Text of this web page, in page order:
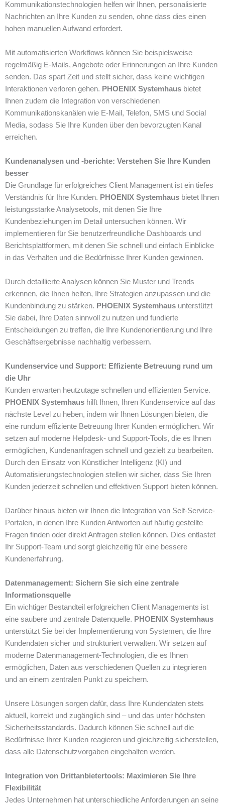
Kommunikationstechnologien helfen wir Ihnen, personalisierte
Nachrichten an Ihre Kunden zu senden, ohne dass dies einen
hohen manuellen Aufwand erfordert.
Mit automatisierten Workflows können Sie beispielsweise
regelmäßig E-Mails, Angebote oder Erinnerungen an Ihre Kunden
senden. Das spart Zeit und stellt sicher, dass keine wichtigen
Interaktionen verloren gehen. PHOENIX Systemhaus bietet
Ihnen zudem die Integration von verschiedenen
Kommunikationskanälen wie E-Mail, Telefon, SMS und Social
Media, sodass Sie Ihre Kunden über den bevorzugten Kanal
erreichen.
Kundenanalysen und -berichte: Verstehen Sie Ihre Kunden
besser
Die Grundlage für erfolgreiches Client Management ist ein tiefes
Verständnis für Ihre Kunden. PHOENIX Systemhaus bietet Ihnen
leistungsstarke Analysetools, mit denen Sie Ihre
Kundenbeziehungen im Detail untersuchen können. Wir
implementieren für Sie benutzerfreundliche Dashboards und
Berichtsplattformen, mit denen Sie schnell und einfach Einblicke
in das Verhalten und die Bedürfnisse Ihrer Kunden gewinnen.
Durch detaillierte Analysen können Sie Muster und Trends
erkennen, die Ihnen helfen, Ihre Strategien anzupassen und die
Kundenbindung zu stärken. PHOENIX Systemhaus unterstützt
Sie dabei, Ihre Daten sinnvoll zu nutzen und fundierte
Entscheidungen zu treffen, die Ihre Kundenorientierung und Ihre
Geschäftsergebnisse nachhaltig verbessern.
Kundenservice und Support: Effiziente Betreuung rund um
die Uhr
Kunden erwarten heutzutage schnellen und effizienten Service.
PHOENIX Systemhaus hilft Ihnen, Ihren Kundenservice auf das
nächste Level zu heben, indem wir Ihnen Lösungen bieten, die
eine rundum effiziente Betreuung Ihrer Kunden ermöglichen. Wir
setzen auf moderne Helpdesk- und Support-Tools, die es Ihnen
ermöglichen, Kundenanfragen schnell und gezielt zu bearbeiten.
Durch den Einsatz von Künstlicher Intelligenz (KI) und
Automatisierungstechnologien stellen wir sicher, dass Sie Ihren
Kunden jederzeit schnellen und effektiven Support bieten können.
Darüber hinaus bieten wir Ihnen die Integration von Self-Service-
Portalen, in denen Ihre Kunden Antworten auf häufig gestellte
Fragen finden oder direkt Anfragen stellen können. Dies entlastet
Ihr Support-Team und sorgt gleichzeitig für eine bessere
Kundenerfahrung.
Datenmanagement: Sichern Sie sich eine zentrale
Informationsquelle
Ein wichtiger Bestandteil erfolgreichen Client Managements ist
eine saubere und zentrale Datenquelle. PHOENIX Systemhaus
unterstützt Sie bei der Implementierung von Systemen, die Ihre
Kundendaten sicher und strukturiert verwalten. Wir setzen auf
moderne Datenmanagement-Technologien, die es Ihnen
ermöglichen, Daten aus verschiedenen Quellen zu integrieren
und an einem zentralen Punkt zu speichern.
Unsere Lösungen sorgen dafür, dass Ihre Kundendaten stets
aktuell, korrekt und zugänglich sind – und das unter höchsten
Sicherheitsstandards. Dadurch können Sie schnell auf die
Bedürfnisse Ihrer Kunden reagieren und gleichzeitig sicherstellen,
dass alle Datenschutzvorgaben eingehalten werden.
Integration von Drittanbietertools: Maximieren Sie Ihre
Flexibilität
Jedes Unternehmen hat unterschiedliche Anforderungen an seine